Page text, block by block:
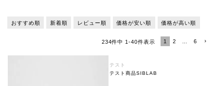
おすすめ順 新着順 レビュー順 価格が安い順 価格が高い順
234件中 1-40件表示 1 2 6
テスト
テスト商品SIBLAB